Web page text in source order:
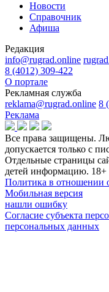
Новости
Справочник
Афиша
Редакция
info@rugrad.online
8 (4012) 309-422
О портале
Рекламная служба
reklama@rugrad.online 8
Реклама
Все права защищены.
допускается только с
Отдельные страницы
детей информацию. 18+
Политика в отношении
Мобильная версия
нашли ошибку
Согласие субъекта
персональных данных